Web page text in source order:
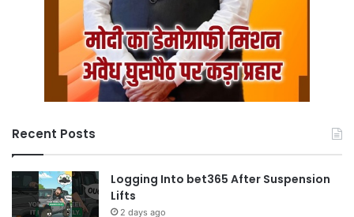
Recent Posts
Logging Into bet365 After Suspension
Lifts
2 days ago